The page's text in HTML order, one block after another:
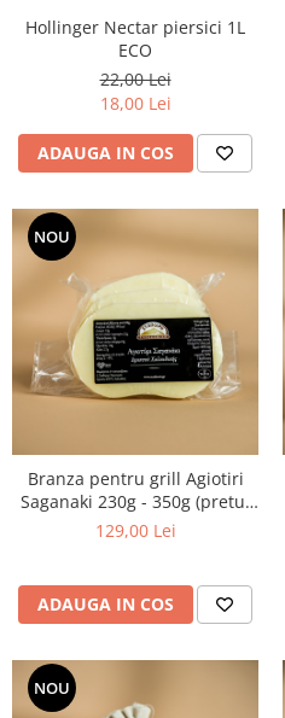
Hollinger Nectar piersici 1L
ECO
22,00 Lei
18,00 Lei
ADAUGA IN COS
NOU
Branza pentru grill Agiotiri
Saganaki 230g - 350g (pretul
este 129 ron / kg)
129,00 Lei
ADAUGA IN COS
NOU